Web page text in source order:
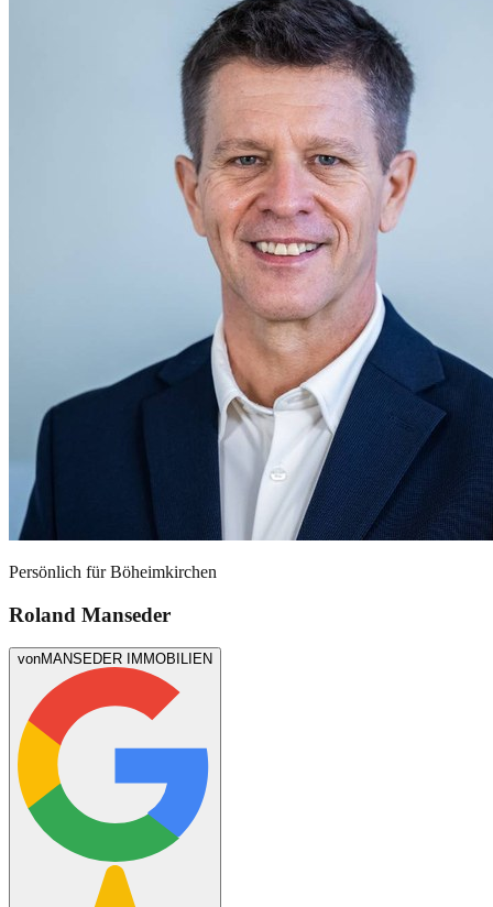
Persönlich fürBöheimkirchen
Roland Manseder
vonMANSEDER IMMOBILIEN